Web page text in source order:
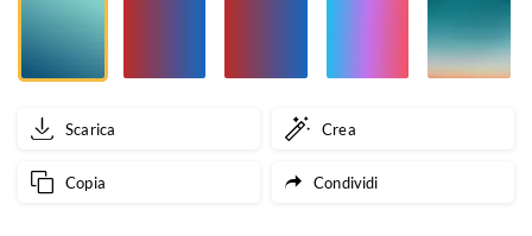
Scarica Crea
Copia Condividi